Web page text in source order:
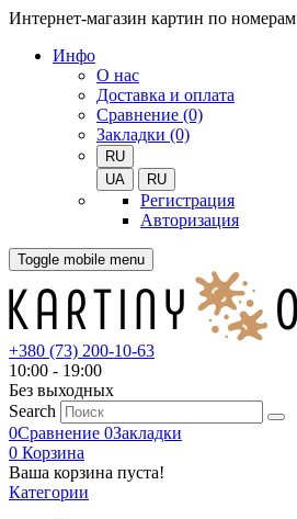
Интернет-магазин картин по номерам
Инфо
О нас
Доставка и оплата
Сравнение (0)
Закладки (0)
RU
UA
RU
Регистрация
Авторизация
Toggle mobile menu
+380 (73) 200-10-63
10:00 - 19:00
Без выходных
Search
0Сравнение 0Закладки
0 Корзина
Ваша корзина пуста!
Категории